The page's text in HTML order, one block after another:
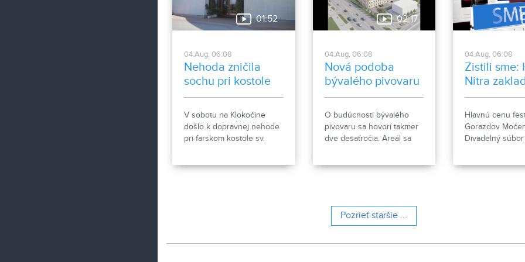
nezrovnalosti sme sa
rozhodli objasniť.
01:52
04.Aug, 06:08
Nehoda zničila
sochu pri kostole
V sobotu na Klokočine
došlo k dopravnej nehode
pri farskom kostole sv.
02:17
04.Aug, 06:08
Nová podoba
bývalého pivovaru
O budúcnosti bývalého
pivovaru sa hovorí takmer
dve desaťročia. Areál sa
polyfunkčnej budovy.
04.Aug, 06:08
Zistili sme:
Nitra
ženkský
Gorazdov
Močenok
víťaza
Hlavnú cenu
Gorazdov
Divadelný súbor
Pozrieť staršie ...